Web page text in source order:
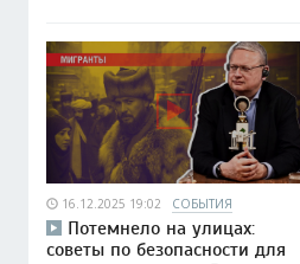
16.12.2025 19:02 СОБЫТИЯ
Потемнело на улицах:
советы по безопасности для